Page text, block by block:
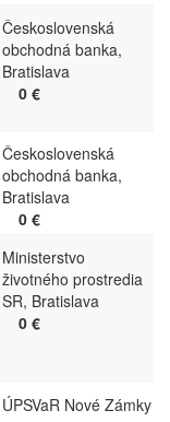
Československá
obchodná banka,
Bratislava
0 €
Československá
obchodná banka,
Bratislava
0 €
Ministerstvo
životného prostredia
SR, Bratislava
0 €
ÚPSVaR Nové Zámky